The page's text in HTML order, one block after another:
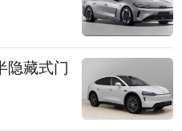
隐藏式门